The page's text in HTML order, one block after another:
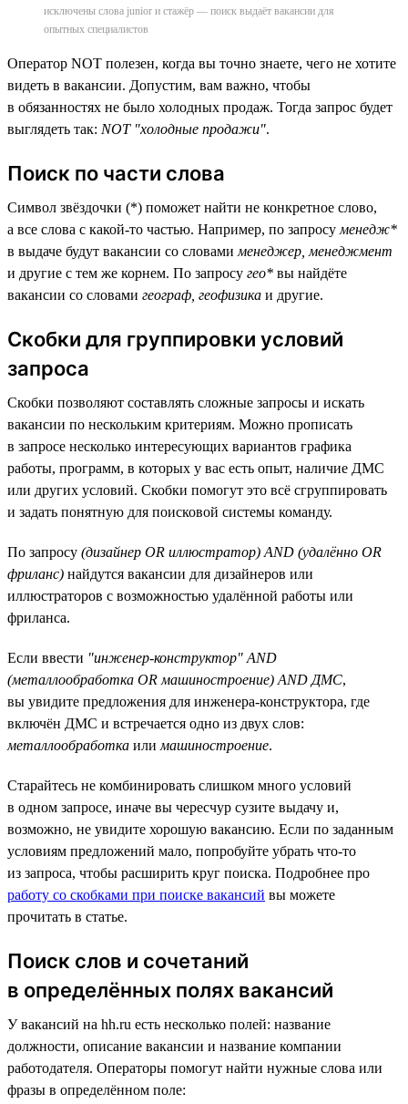
исключены слова junior и стажёр — поиск выдаёт вакансии для
опытных специалистов
Оператор NOT полезен, когда вы точно знаете, чего не хотите
видеть в вакансии. Допустим, вам важно, чтобы
в обязанностях не было холодных продаж. Тогда запрос будет
выглядеть так: NOT "холодные продажи".
Поиск по части слова
Символ звёздочки (*) поможет найти не конкретное слово,
а все слова с какой-то частью. Например, по запросу менедж*
в выдаче будут вакансии со словами менеджер, менеджмент
и другие с тем же корнем. По запросу гео* вы найдёте
вакансии со словами географ, геофизика и другие.
Скобки для группировки условий
запроса
Скобки позволяют составлять сложные запросы и искать
вакансии по нескольким критериям. Можно прописать
в запросе несколько интересующих вариантов графика
работы, программ, в которых у вас есть опыт, наличие ДМС
или других условий. Скобки помогут это всё сгруппировать
и задать понятную для поисковой системы команду.
По запросу (дизайнер OR иллюстратор) AND (удалённо OR
фриланс) найдутся вакансии для дизайнеров или
иллюстраторов с возможностью удалённой работы или
фриланса.
Если ввести "инженер-конструктор" AND
(металлообработка OR машиностроение) AND ДМС,
вы увидите предложения для инженера-конструктора, где
включён ДМС и встречается одно из двух слов:
металлообработка или машиностроение.
Старайтесь не комбинировать слишком много условий
в одном запросе, иначе вы чересчур сузите выдачу и,
возможно, не увидите хорошую вакансию. Если по заданным
условиям предложений мало, попробуйте убрать что-то
из запроса, чтобы расширить круг поиска. Подробнее про
работу со скобками при поиске вакансий вы можете
прочитать в статье.
Поиск слов и сочетаний
в определённых полях вакансий
У вакансий на hh.ru есть несколько полей: название
должности, описание вакансии и название компании
работодателя. Операторы помогут найти нужные слова или
фразы в определённом поле: